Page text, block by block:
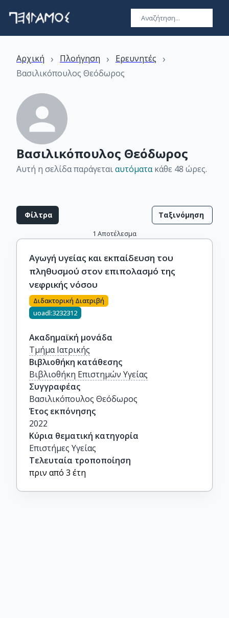
Αρχική › Πλοήγηση › Ερευνητές ›
Βασιλικόπουλος Θεόδωρος
Βασιλικόπουλος Θεόδωρος
Αυτή η σελίδα παράγεταιαυτόματακάθε 48 ώρες.
Φίλτρα Ταξινόμηση
1 Αποτέλεσμα
Αγωγή υγείας και εκπαίδευση του
πληθυσμού στον επιπολασμό της
νεφρικής νόσου
Διδακτορική Διατριβή
uoadl:3232312
Ακαδημαϊκή μονάδα
Τμήμα Ιατρικής
Βιβλιοθήκη κατάθεσης
Βιβλιοθήκη Επιστημών Υγείας
Συγγραφέας
Βασιλικόπουλος Θεόδωρος
Έτος εκπόνησης
2022
Κύρια θεματική κατηγορία
Επιστήμες Υγείας
Τελευταία τροποποίηση
πριν από 3 έτη